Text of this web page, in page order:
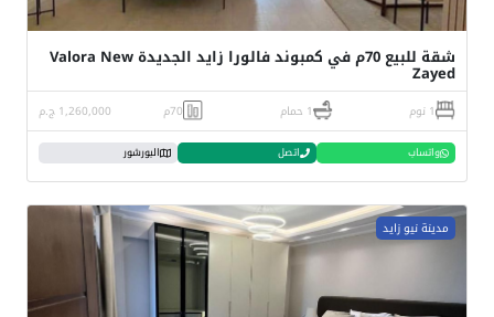
شقة للبيع 70م في كمبوند فالورا زايد الجديدة Valora New
Zayed
1 نوم 1 حمام 70م 1,260,000 ج.م
واتساب اتصل البورشور
مدينة نيو زايد